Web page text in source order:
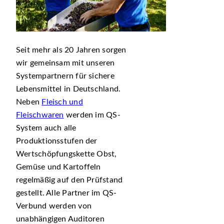
Seit mehr als 20 Jahren sorgen
wir gemeinsam mit unseren
Systempartnern für sichere
Lebensmittel in Deutschland.
Neben Fleisch und
Fleischwaren werden im QS-
System auch alle
Produktionsstufen der
Wertschöpfungskette Obst,
Gemüse und Kartoffeln
regelmäßig auf den Prüfstand
gestellt. Alle Partner im QS-
Verbund werden von
unabhängigen Auditoren